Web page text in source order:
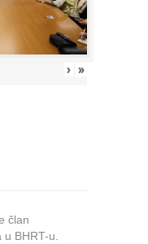
› »
član
BHRT-u.